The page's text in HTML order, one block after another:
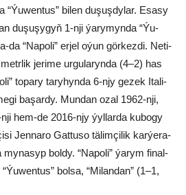
“Ýu­wen­tus” bi­len du­şuş­dy­lar. Esa­sy
du­şu­şy­gyň 1-nji ýa­ry­myn­da “Ýu­
da “Na­po­li” er­jel oýun gör­kez­di. Ne­ti­
je­ri­me ur­gu­la­ryn­da (4–2) has
to­pa­ry ta­ry­hyn­da 6-njy ge­zek Ita­li­
ba­şar­dy. Mun­dan ozal 1962-nji,
hem-de 2016-njy ýyl­lar­da ku­bo­gy
Jen­na­ro Gat­tu­so tä­lim­çi­lik kar­ýe­ra­
bol­dy. “Na­po­li” ýa­rym fi­nal­
bol­sa, “Mi­lan­dan” (1–1,